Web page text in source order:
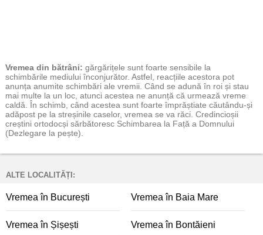
Vremea din bătrâni: gărgărițele sunt foarte sensibile la
schimbările mediului înconjurător. Astfel, reacțiile acestora pot
anunța anumite schimbări ale vremii. Când se adună în roi și stau
mai multe la un loc, atunci acestea ne anunță că urmează vreme
caldă. În schimb, când acestea sunt foarte împrăștiate căutându-și
adăpost pe la streșinile caselor, vremea se va răci. Credincioșii
creștini ortodocși sărbătoresc Schimbarea la Față a Domnului
(Dezlegare la pește).
ALTE LOCALITĂȚI:
Vremea în București Vremea în Baia Mare
Vremea în Șișești Vremea în Bontăieni